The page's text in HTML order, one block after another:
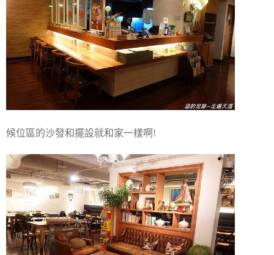
候位區的沙發和擺設就和家一樣啊!